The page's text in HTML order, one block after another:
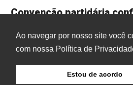
Ao navegar por nosso site você
com nossa Política de
Estou de acordo
Convenção partidária
Irmãozinho como
Avante
Convenção partidária realizada na